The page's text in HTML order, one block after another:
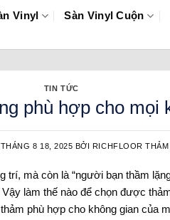
Vinyl Sàn Vinyl Cuộn
TIN TỨC
phù hợp cho mọi
THÁNG 8 18, 2025 BỞI RICHFLOOR THẢM
trí, mà còn là “người bạn thầm
làm thế nào để chọn được
phù hợp cho không gian của